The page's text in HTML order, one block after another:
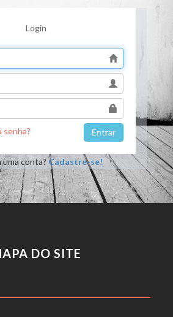
Login
senha?
uma conta? Cadastre-se!
DO SITE